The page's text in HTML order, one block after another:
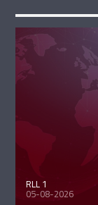
RLL 1
05-08-2026